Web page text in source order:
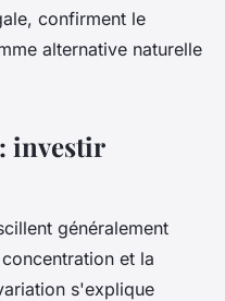
confirment le
alternative naturelle
investir
généralement
et la
s'explique